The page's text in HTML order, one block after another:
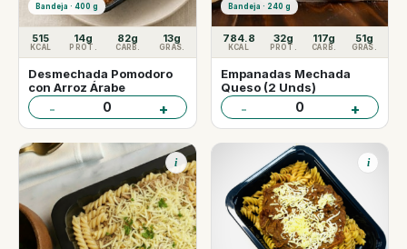
Bandeja · 400 g
515
KCAL
14g
PROT.
82g
CARB.
13g
GRAS.
Desmechada Pomodoro
con Arroz Árabe
- 0 +
Bandeja · 240 g
784.8
KCAL
32g
PROT.
117g
CARB.
51g
GRAS.
Empanadas Mechada
Queso (2 Unds)
- 0 +
i i